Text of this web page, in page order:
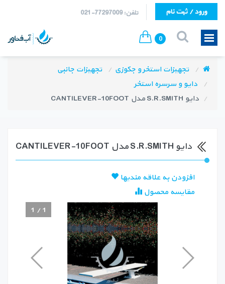
تلفن: 77297009-021 ورود / ثبت نام
0
تجهیزات استخر و جکوزی
تجهیزات جانبی
دایو و سرسره استخر
دایو S.R.SMITH مدل CANTILEVER-10FOOT
دایو S.R.SMITH مدل CANTILEVER-10FOOT
افزودن به علاقه مندیها
مقایسه محصول
1 /1